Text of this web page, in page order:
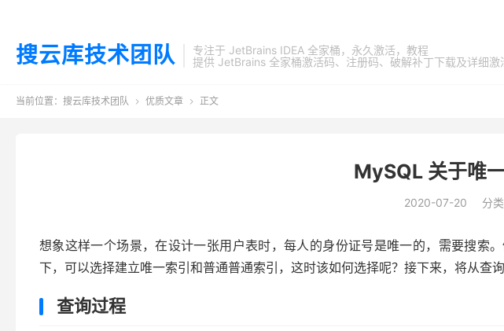
搜云库技术团队
专注于 JetBrains IDEA 全家桶，永久激活，教程
提供 JetBrains 全家桶激活码、注册码、破解补丁下载及详细
当前位置： 搜云库技术团队  优质文章  正文
MySQL 关于唯
2020-07-20 分类
想象这样一个场景，在设计一张用户表时，每人的身份证号是唯一的，需要搜索
下，可以选择建立唯一索引和普通普通索引，这时该如何选择呢？接下来，将从查
查询过程